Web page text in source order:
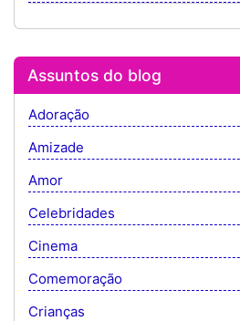
Assuntos do blog
Adoração
Amizade
Amor
Celebridades
Cinema
Comemoração
Crianças